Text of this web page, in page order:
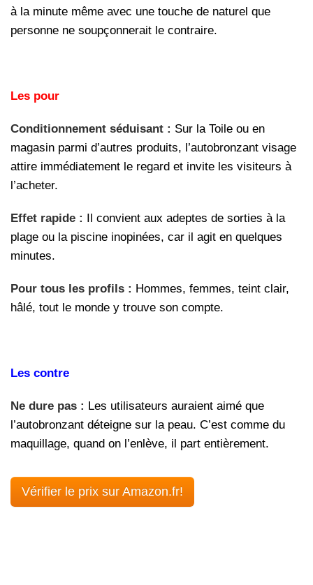
à la minute même avec une touche de naturel que
personne ne soupçonnerait le contraire.
Les pour
Conditionnement séduisant : Sur la Toile ou en
magasin parmi d’autres produits, l’autobronzant visage
attire immédiatement le regard et invite les visiteurs à
l’acheter.
Effet rapide : Il convient aux adeptes de sorties à la
plage ou la piscine inopinées, car il agit en quelques
minutes.
Pour tous les profils : Hommes, femmes, teint clair,
hâlé, tout le monde y trouve son compte.
Les contre
Ne dure pas : Les utilisateurs auraient aimé que
l’autobronzant déteigne sur la peau. C’est comme du
maquillage, quand on l’enlève, il part entièrement.
Vérifier le prix sur Amazon.fr!